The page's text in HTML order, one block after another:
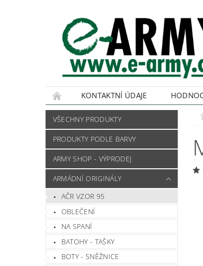
KONTAKTNÍ ÚDAJE
VŠECHNY PRODUKTY
PRODUKTY PODLE BARVY
ARMY SHOP - VÝPRODEJ
ARMÁDNÍ ORIGINÁLY
AČR VZOR 95
OBLEČENÍ
NA SPANÍ
BATOHY - TAŠKY
BOTY - SNĚŽNICE